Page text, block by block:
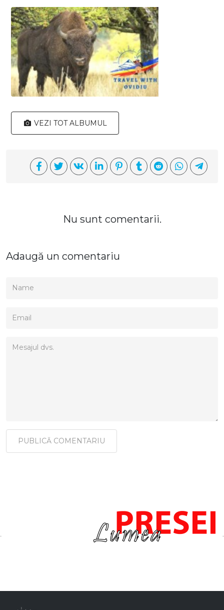
VEZI TOT ALBUMUL
Nu sunt comentarii.
Adaugă un comentariu
PUBLICĂ COMENTARIU